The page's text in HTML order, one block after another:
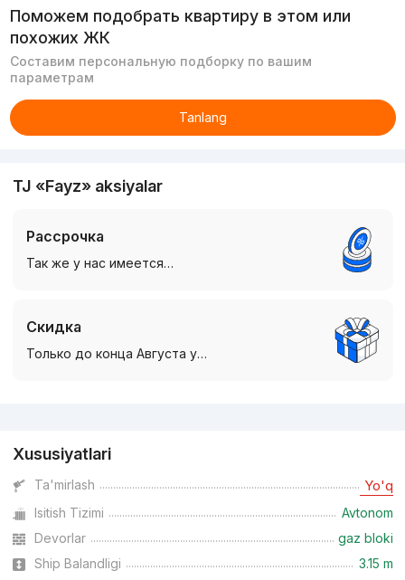
Поможем подобрать квартиру в этом или
похожих ЖК
Составим персональную подборку по вашим
параметрам
Tanlang
TJ «Fayz» aksiyalar
Рассрочка
Так же у нас имеется…
Скидка
Только до конца Августа у…
Xususiyatlari
Ta'mirlash Yo'q
Isitish Tizimi
Avtonom
Devorlar
gaz bloki
Ship Balandligi
3.15 m